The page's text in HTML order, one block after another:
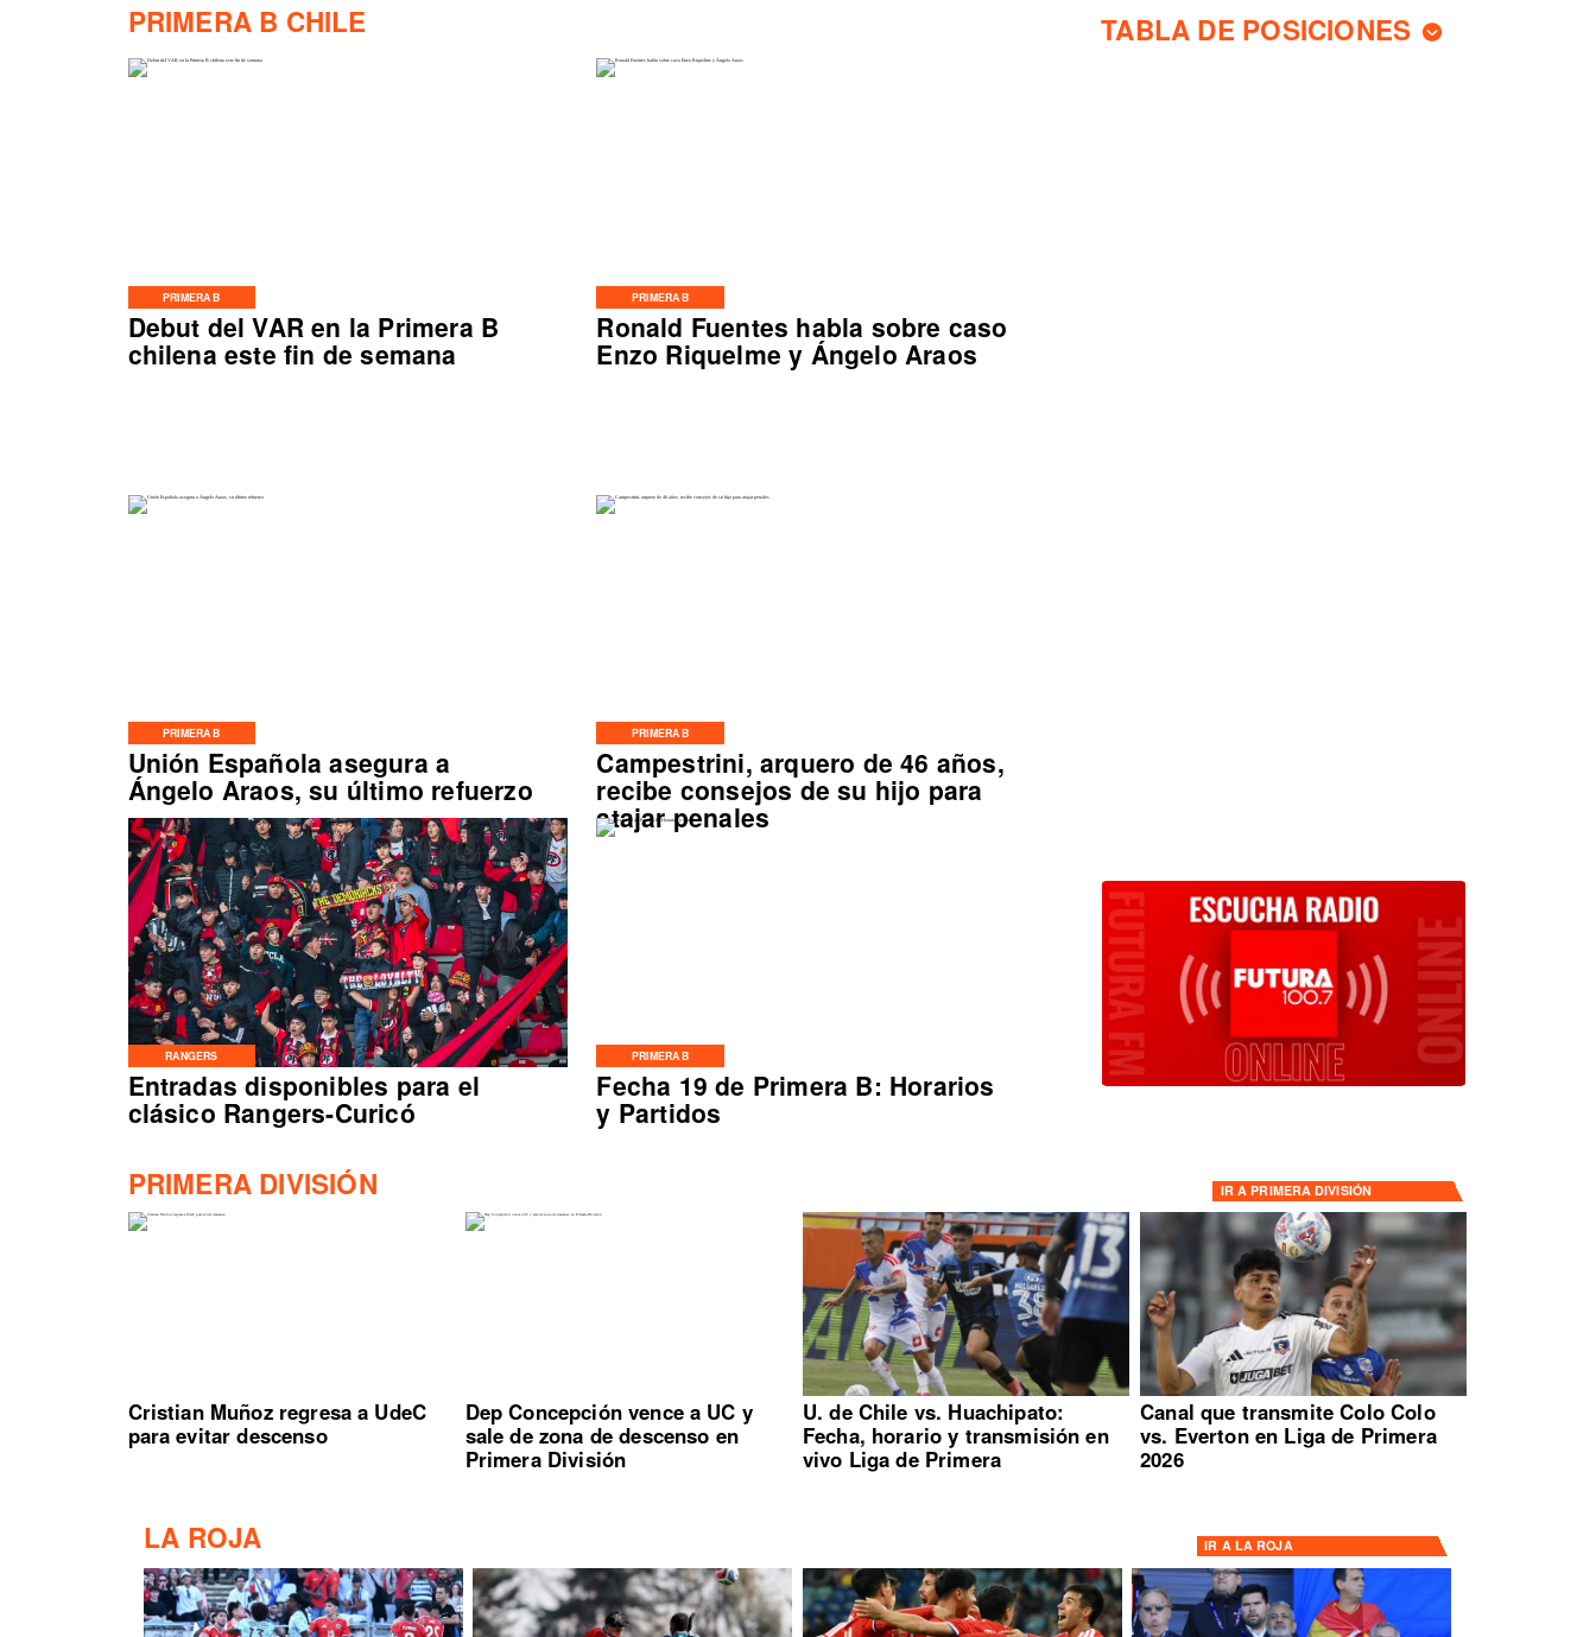
PRIMERA B
Debut del VAR en la Primera B
chilena este fin de semana
PRIMERA B
Ronald Fuentes habla sobre caso
Enzo Riquelme y Ángelo Araos
PRIMERA B
Unión Española asegura a
Ángelo Araos, su último refuerzo
PRIMERA B
Campestrini, arquero de 46 años,
recibe consejos de su hijo para
atajar penales
PRIMERA B CHILE TABLA DE POSICIONES
RANGERS
Entradas disponibles para el
clásico Rangers-Curicó
PRIMERA B
Fecha 19 de Primera B: Horarios
y Partidos
PRIMERA DIVISIÓN IR A PRIMERA DIVISIÓN
Cristian Muñoz regresa a UdeC
para evitar descenso
Dep Concepción vence a UC y
sale de zona de descenso en
Primera División
U. de Chile vs. Huachipato:
Fecha, horario y transmisión en
vivo Liga de Primera
Canal que transmite Colo Colo
vs. Everton en Liga de Primera
2026
LA ROJA IR A LA ROJA